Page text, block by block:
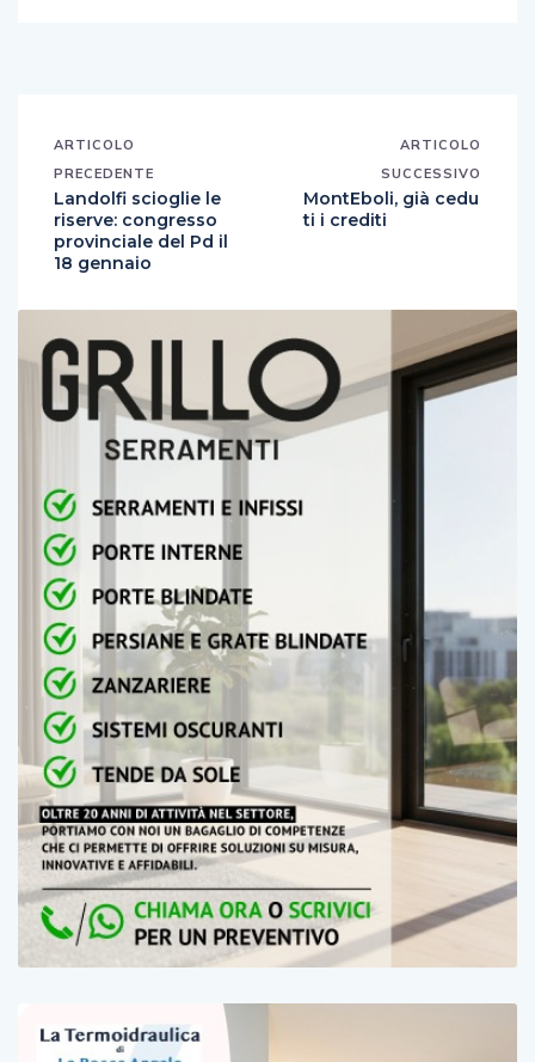
ARTICOLO
PRECEDENTE
Landolfi scioglie le
riserve: congresso
provinciale del Pd il
18 gennaio
ARTICOLO
SUCCESSIVO
MontEboli, già cedu
ti i crediti